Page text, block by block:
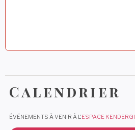
Calendrier
ÉVÉNEMENTS À VENIR À L'ESPACE KENDERGI